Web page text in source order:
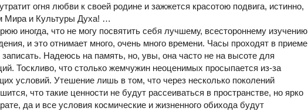
огня любви к своей родине и зажжется красотою подвига, истинно,
Мира и Культуры Духа! …
иногда, что не могу посвятить себя лучшему, всестороннему изучению
и это отнимает много, очень много времени. Часы проходят в приеме
Надеюсь на память, но, увы, она часто не на высоте для
Тоскливо, что столько жемчужин неоценимых просыпается из-за
условий. Утешение лишь в том, что через несколько поколений
что такие ценности не будут рассеиваться в пространстве, но ярко
да и все условия космические и жизненного обихода будут